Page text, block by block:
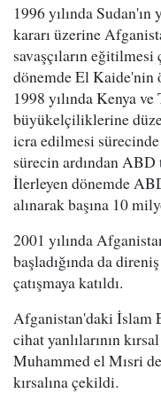
1996 yılında Sudan'ın
kararı üzerine
savaşçıların
dönemde El Kaide'nin
1998 yılında Kenya
büyükelçiliklerine
icra edilmesi
sürecin ardından ABD
İlerleyen dönemde
alınarak başına 10
2001 yılında
başladığında da
çatışmaya katıldı.
Afganistan'daki İslam
cihat yanlılarının
Muhammed el Mısri
kırsalına çekildi.